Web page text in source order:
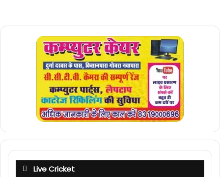
Live Cricket